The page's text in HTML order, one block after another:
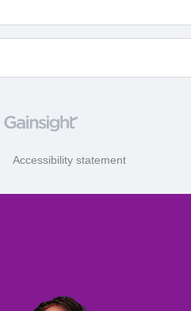
Accessibility statement